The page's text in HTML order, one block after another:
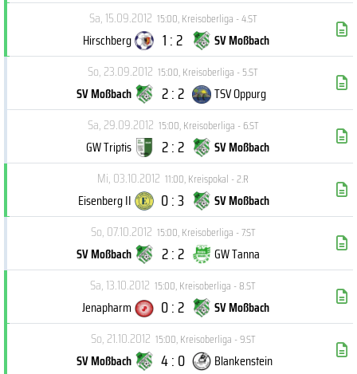
Sa, 15.09.2012 15:00,Kreisoberliga - 4.ST
Hirschberg 1 : 2
SV Moßbach
So, 23.09.2012 15:00,Kreisoberliga - 5.ST
SV Moßbach 2 : 2
TSV Oppurg
Sa, 29.09.2012 15:00,Kreisoberliga - 6.ST
GW Triptis 2 : 2
SV Moßbach
Mi, 03.10.2012 11:00,Kreispokal - 2.R
Eisenberg II 0 : 3
SV Moßbach
So, 07.10.2012 15:00,Kreisoberliga - 7.ST
SV Moßbach 2 : 2
GW Tanna
Sa, 13.10.2012 15:00,Kreisoberliga - 8.ST
Jenapharm 0 : 2
SV Moßbach
So, 21.10.2012 15:00,Kreisoberliga - 9.ST
SV Moßbach 4 : 0
Blankenstein